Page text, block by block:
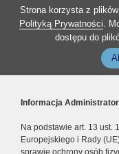
Strona korzysta z
Polityką Prywatności.
dostępu do
Informacja
Na podstawie art. 13 ust.
Europejskiego i Rady
sprawie ochrony osób